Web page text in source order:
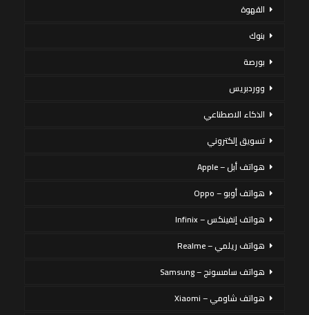
القهوة
بنوك
بورصة
ووردبريس
الذكاء الاصطناعي
تسويق إلكتروني
هواتف أبل – Apple
هواتف أوبو – Oppo
هواتف إنفينكس – Infinix
هواتف ريلمي – Realme
هواتف سامسونج – Samsung
هواتف شاومي – Xiaomi